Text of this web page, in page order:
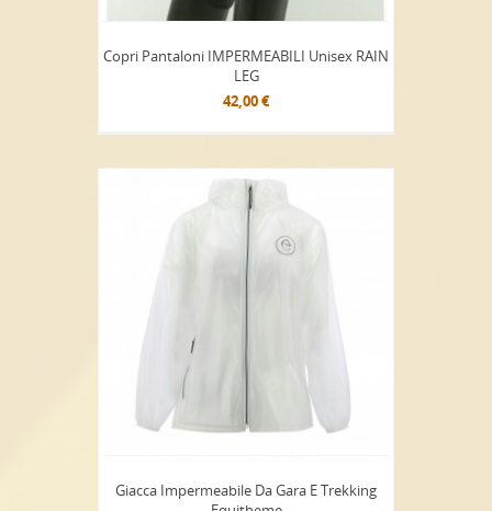
Copri Pantaloni IMPERMEABILI Unisex RAIN
LEG
42,00 €
Giacca Impermeabile Da Gara E Trekking